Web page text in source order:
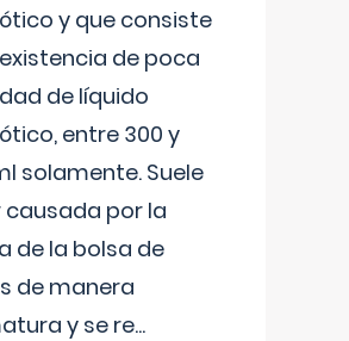
y que consiste
de poca
de líquido
entre 300 y
solamente. Suele
por la
de la bolsa de
de manera
y se re...